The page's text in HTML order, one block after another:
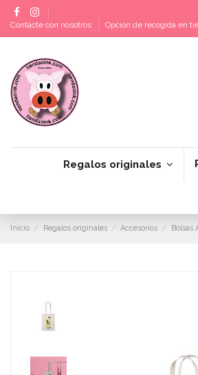
Contacte con nosotros Opción de recogida en
Regalos originales
Inicio Regalos originales Accesorios Bolsas